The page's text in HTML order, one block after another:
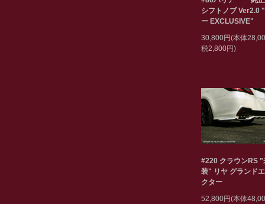
シフトノブ Ver2.0
ー EXCLUSIVE"
30,800円(本体
税2,800円)
#220 クラウンRS "
装" リヤ グランド
クター
52,800円(本体